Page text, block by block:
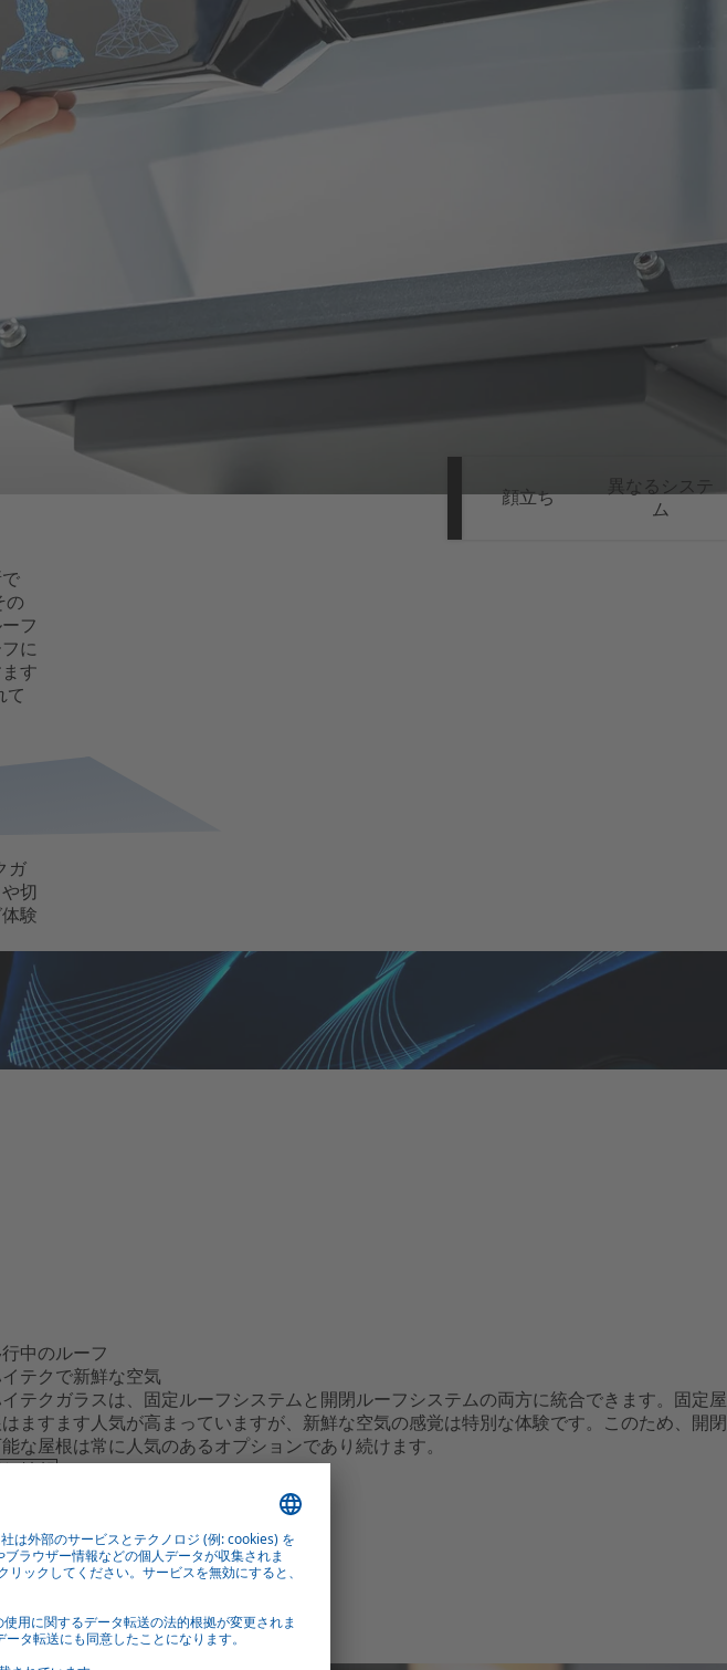
顔立ち
異なるシステ
ム
の
フ
に
す
て
ガ
切
験
中のルーフ
テクで新鮮な空気
テクガラスは、固定ルーフシステムと開閉ルーフシステムの両方に統合できます。固定屋
ますます人気が高まっていますが、新鮮な空気の感覚は特別な体験です。このため、開閉
な屋根は常に人気のあるオプションであり続けます。